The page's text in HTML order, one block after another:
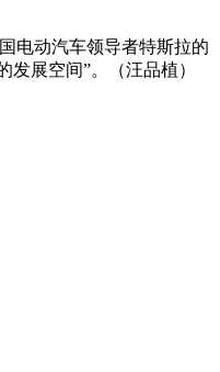
动汽车领导者特斯拉的
展空间”。（汪品植）